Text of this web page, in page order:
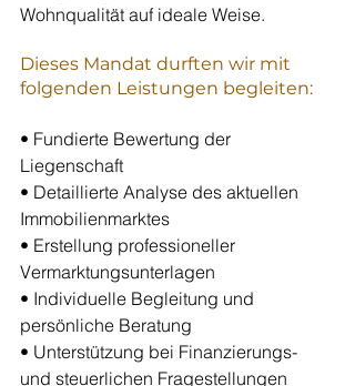
Wohnqualität auf ideale Weise.
Dieses Mandat durften wir mit
folgenden Leistungen begleiten:
• Fundierte Bewertung der
Liegenschaft
• Detaillierte Analyse des aktuellen
Immobilienmarktes
• Erstellung professioneller
Vermarktungsunterlagen
• Individuelle Begleitung und
persönliche Beratung
• Unterstützung bei Finanzierungs-
und steuerlichen Fragestellungen